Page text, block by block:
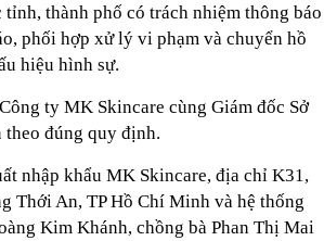
thành phố có trách nhiệm thông báo
phối hợp xử lý vi phạm và chuyển hồ
hiệu hình sự.
ty MK Skincare cùng Giám đốc Sở
đúng quy định.
nhập khẩu MK Skincare, địa chỉ K31,
Thới An, TP Hồ Chí Minh và hệ thống
Kim Khánh, chồng bà Phan Thị Mai